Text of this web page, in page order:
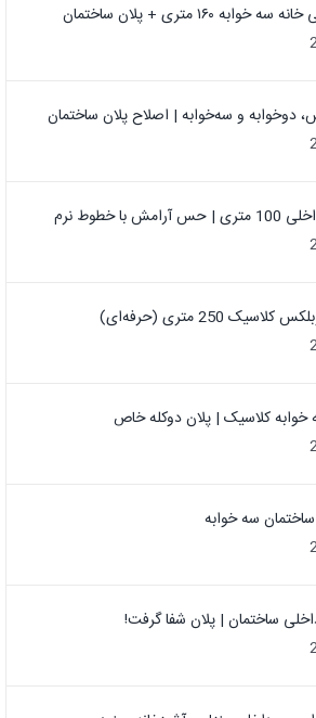
۱۶۰ متری + پلان ساختمان
دوخوابه و سه‌خوابه | اصلاح پلان ساختمان
خطوط نرم
250 متری (حرفه‌ای)
خوابه کلاسیک | پلان دوکله خاص
سه خوابه
ساختمان | پلان شفا گرفت!